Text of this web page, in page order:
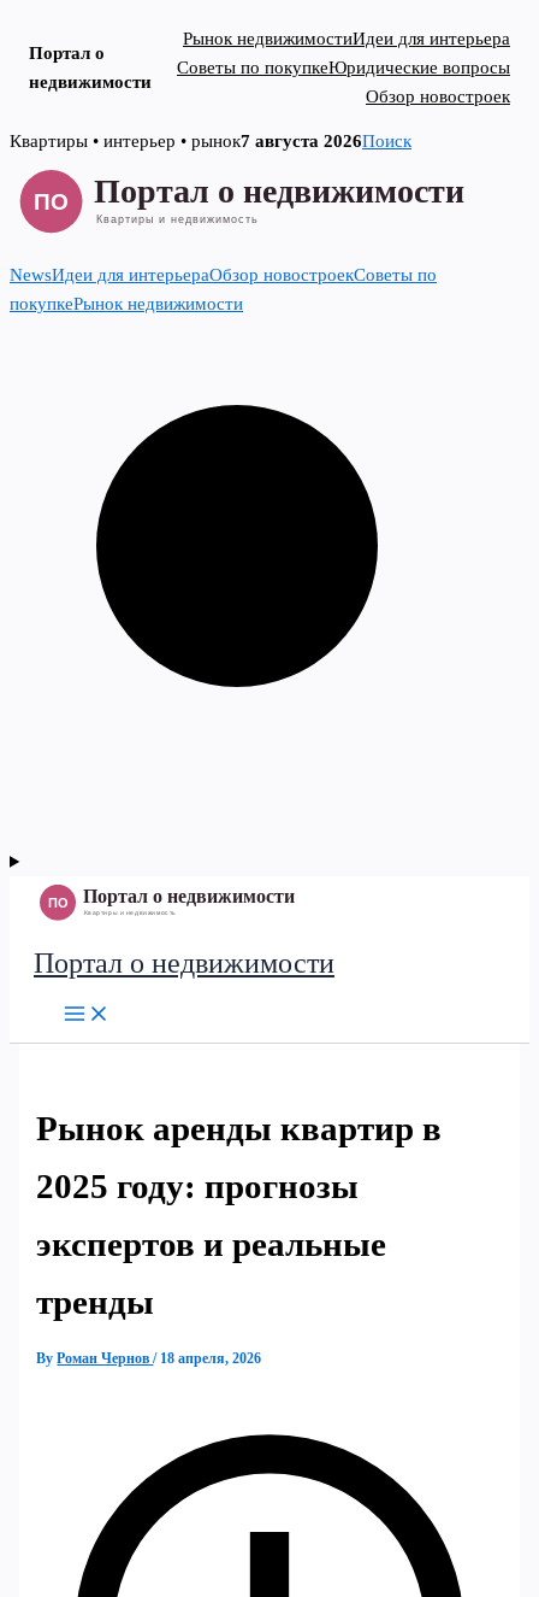
Портал о
недвижимости
Рынок недвижимостиИдеи для интерьера
Советы по покупкеЮридические вопросы
Обзор новостроек
Skip
content
Квартиры • интерьер • рынок7 августа 2026Поиск
NewsИдеи для интерьераОбзор новостроекСоветы по
покупкеРынок недвижимости
Портал о недвижимости
Рынок аренды квартир в
2025 году: прогнозы
экспертов и реальные
тренды
ByРоман Чернов/ 18 апреля, 2026